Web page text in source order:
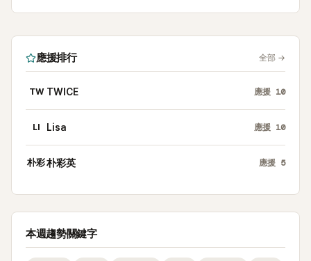
應援排行 全部 →
TW TWICE 應援 10
LI Lisa 應援 10
朴彩朴彩英 應援 5
本週趨勢關鍵字